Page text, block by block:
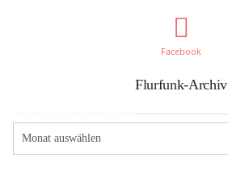
Facebook
Flurfunk-Archiv